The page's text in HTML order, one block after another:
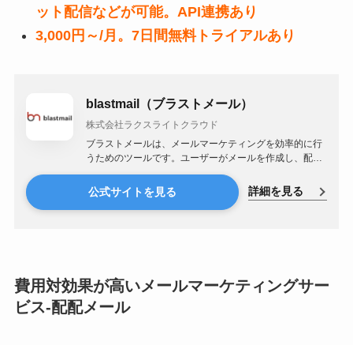
ット配信などが可能。API連携あり
3,000円～/月。7日間無料トライアルあり
blastmail（ブラストメール）
株式会社ラクスライトクラウド
ブラストメールは、メールマーケティングを効率的に行
うためのツールです。ユーザーがメールを作成し、配信
た、迷惑メール対策機能も備えています。
公式サイトを見る 詳細を見る
費用対効果が高いメールマーケティングサー
ビス-配配メール